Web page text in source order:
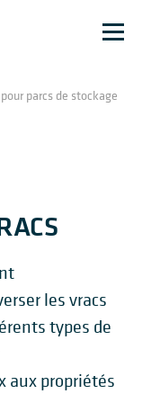
parcs de stockage
les vracs
types de
aux propriétés